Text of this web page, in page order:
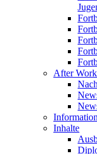
After
Inhalte